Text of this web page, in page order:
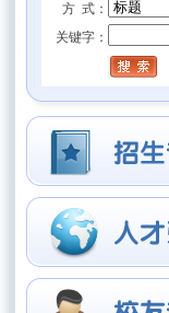
方 式：
关键字：